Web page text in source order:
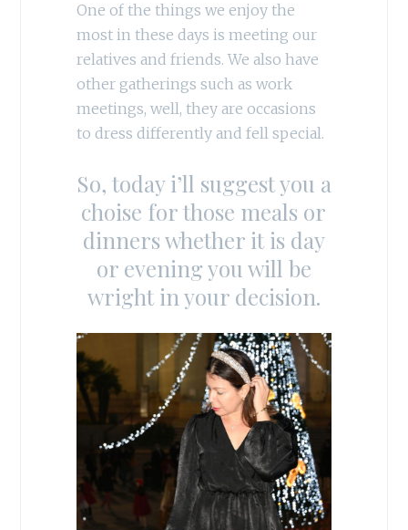
One of the things we enjoy the
most in these days is meeting our
relatives and friends. We also have
other gatherings such as work
meetings, well, they are occasions
to dress differently and fell special.
So, today i’ll suggest you a
choise for those meals or
dinners whether it is day
or evening you will be
wright in your decision.